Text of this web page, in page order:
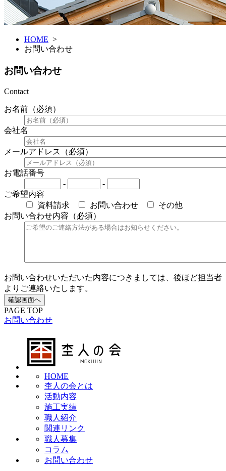
HOME >
お問い合わせ
お問い合わせ
Contact
お名前（必須）
会社名
メールアドレス（必須）
お電話番号
-
-
ご希望内容
資料請求
お問い合わせ
その他
お問い合わせ内容（必須）
お問い合わせいただいた内容につきましては、後ほど担当者
よりご連絡いたします。
PAGE TOP
お問い合わせ
HOME
杢人の会とは
活動内容
施工実績
職人紹介
関連リンク
職人募集
コラム
お問い合わせ